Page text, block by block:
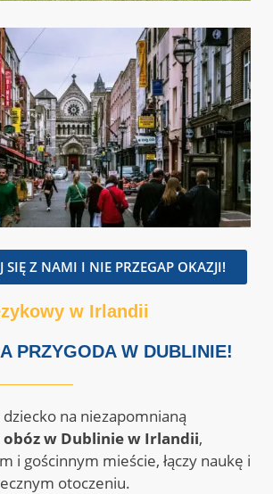
SIĘ Z NAMI I NIE PRZEGAP OKAZJI!
w Irlandii
PRZYGODA W DUBLINIE!
na niezapomnianą
obóz w Dublinie w Irlandii,
i gościnnym mieście, łączy naukę i
otoczeniu.